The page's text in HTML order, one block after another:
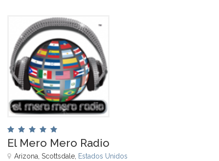
El Mero Mero Radio
Arizona, Scottsdale, Estados Unidos